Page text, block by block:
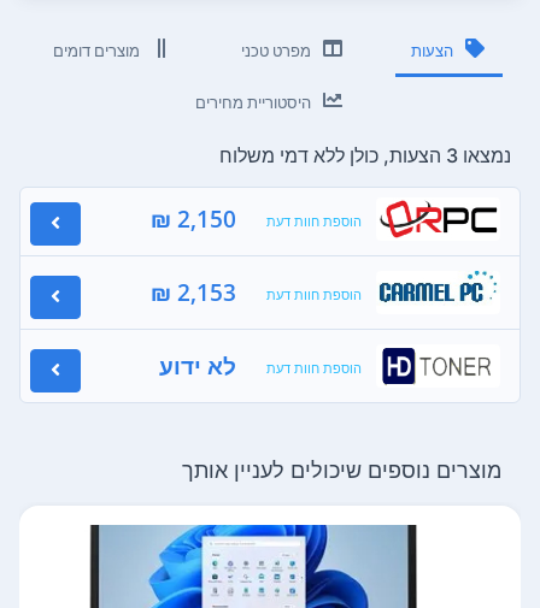
הצעות מפרט טכני מוצרים דומים
היסטוריית מחירים
נמצאו 3 הצעות, כולן ללא דמי משלוח
הוספת חוות דעת 2,150 ₪
הוספת חוות דעת 2,153 ₪
הוספת חוות דעת לא ידוע
מוצרים נוספים שיכולים לעניין אותך